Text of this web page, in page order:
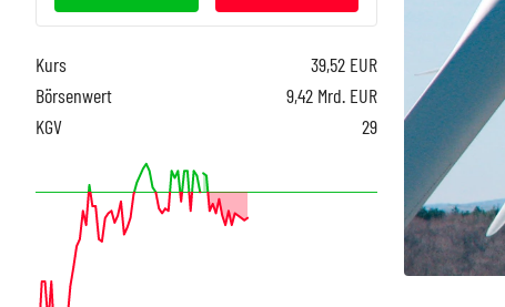
Kurs 39,52 EUR
Börsenwert
9,42 Mrd. EUR
KGV
29